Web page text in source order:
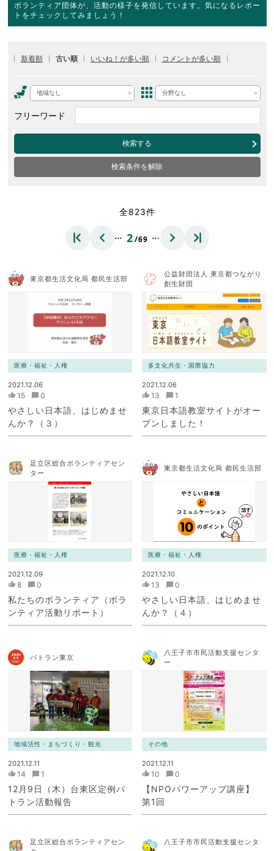
ボランティア団体が、活動の様子を発信しています。気になるレポー
トをチェックしてみましょう！
新着順 古い順 いいね！が多い順 コメントが多い順
地域なし 分野なし
フリーワード
検索する
検索条件を解除
全823件
… 2/69 …
東京都生活文化局 都民生活部
医療・福祉・人権
2021.12.06
15 0
やさしい日本語、はじめませ
んか？（３）
公益財団法人 東京都つながり
創生財団
多文化共生・国際協力
2021.12.06
13 1
東京日本語教室サイトがオー
プンしました！
足立区総合ボランティアセン
ター
医療・福祉・人権
2021.12.09
8 0
私たちのボランティア（ボラ
ンティア活動リポート）
東京都生活文化局 都民生活部
医療・福祉・人権
2021.12.10
13 0
やさしい日本語、はじめませ
んか？（４）
パトラン東京
地域活性・まちづくり・観光
2021.12.11
14 1
12月9日（木）台東区定例パ
トラン活動報告
八王子市市民活動支援センタ
ー
その他
2021.12.11
10 0
【NPOパワーアップ講座】
第1回
足立区総合ボランティアセン
八王子市市民活動支援センタ